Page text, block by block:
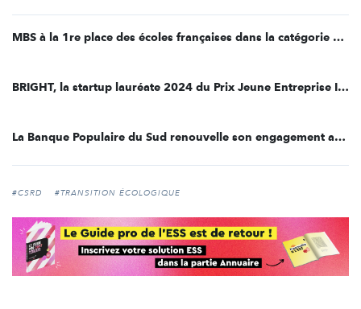
MBS à la 1re place des écoles françaises dans la catégorie « Economics and Business » du classement US News
BRIGHT, la startup lauréate 2024 du Prix Jeune Entreprise Innovante et Responsable de la Fondation MBS
La Banque Populaire du Sud renouvelle son engagement auprès de la Chaire BEST de MBS
#CSRD #TRANSITION ÉCOLOGIQUE